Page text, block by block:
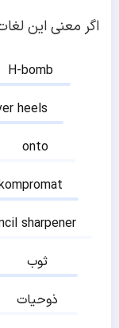
اگر معنی این
H-bomb
heels
onto
sharpener
ثوب
ذوحیات